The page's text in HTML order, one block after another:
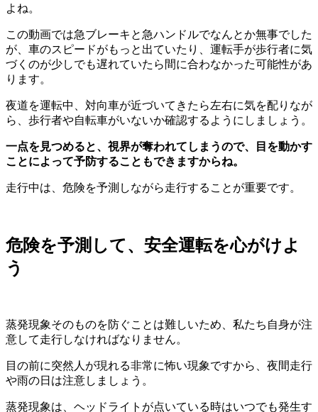
よね。
この動画では急ブレーキと急ハンドルでなんとか無事でした
が、車のスピードがもっと出ていたり、運転手が歩行者に気
づくのが少しでも遅れていたら間に合わなかった可能性があ
ります。
夜道を運転中、対向車が近づいてきたら左右に気を配りなが
ら、歩行者や自転車がいないか確認するようにしましょう。
一点を見つめると、視界が奪われてしまうので、目を動かす
ことによって予防することもできますからね。
走行中は、危険を予測しながら走行することが重要です。
危険を予測して、安全運転を心がけよ
う
蒸発現象そのものを防ぐことは難しいため、私たち自身が注
意して走行しなければなりません。
目の前に突然人が現れる非常に怖い現象ですから、夜間走行
や雨の日は注意しましょう。
蒸発現象は、ヘッドライトが点いている時はいつでも発生す